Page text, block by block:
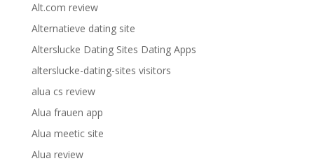
Alt.com review
Alternatieve dating site
Alterslucke Dating Sites Dating Apps
alterslucke-dating-sites visitors
alua cs review
Alua frauen app
Alua meetic site
Alua review